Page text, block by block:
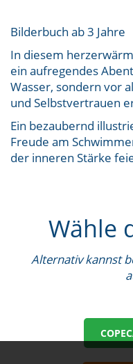
Bilderbuch ab 3 Jahre
In diesem
ein aufregendes
Wasser, sondern vor
und Selbstvertrauen
Ein bezaubernd
Freude am
der inneren Stärke
Wähle
Alternativ kannst